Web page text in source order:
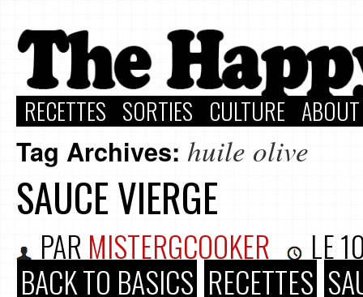
RECETTES SORTIES CULTURE
Tag Archives: huile olive
SAUCE VIERGE
PAR MISTERGCOOKER LE
BACK TO BASICS RECETTES